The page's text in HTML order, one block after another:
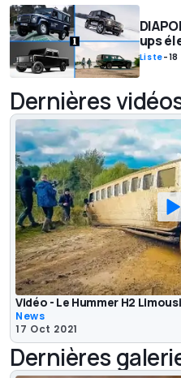
ups
Liste-
Dernières
Vidéo - Le Hummer H2
News
17 Oct 2021
Dernières